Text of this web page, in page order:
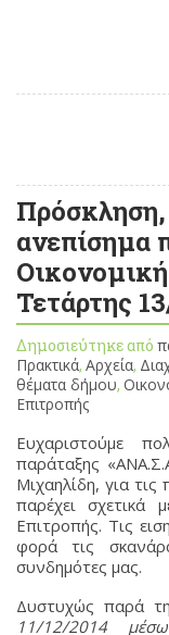
Πρόσκληση,
ανεπίσημα
Τετάρτης
Δημοσιεύτηκε από
Πρακτικά, Αρχεία,
θέματα δήμου,
Επιτροπής
Ευχαριστούμε
παράταξης
Μιχαηλίδη, για τις
παρέχει σχετικά
Επιτροπής. Τις
φορά τις
συνδημότες μας.
Δυστυχώς παρά
11/12/2014